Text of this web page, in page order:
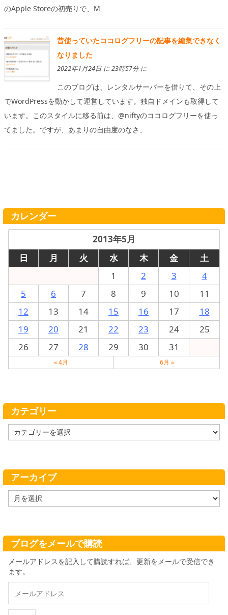
のApple Storeの初売りで、M
昔使っていたココログフリーの記事を編集できなく
なりました
2022年1月24日 に 23時57分 に
このブログは、レンタルサーバーを借りて、その上
でWordPressを動かして運営しています。独自ドメインも取得して
います。このスタイルに移る前は、@niftyのココログフリーを使っ
てました。ですが、あまりの自由度のなさ、
カレンダー
2013年5月
日
月 火 水 木 金
土
1
2 3
4
5
6 7 8 9 10
11
12
13 14 15 16 17
18
19
20 21 22 23 24
25
26
27 28 29 30 31
« 4月 6月 »
カテゴリー
テ
ー
アーカイブ
ー
ブ
ブログをメールで購読
メールアドレスを記入して購読すれば、更新をメールで受信でき
ます。
ル